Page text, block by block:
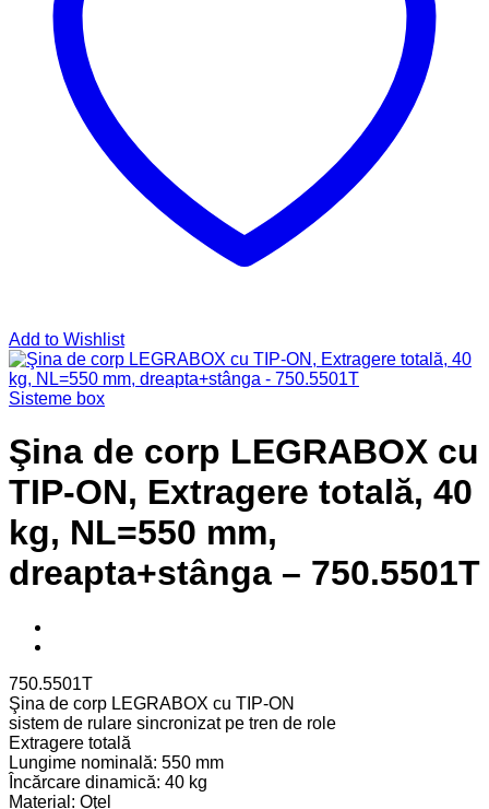
Add to Wishlist
Sisteme box
Şina de corp LEGRABOX cu
TIP-ON, Extragere totală, 40
kg, NL=550 mm,
dreapta+stânga – 750.5501T
750.5501T
Şina de corp LEGRABOX cu TIP-ON
sistem de rulare sincronizat pe tren de role
Extragere totală
Lungime nominală: 550 mm
Încărcare dinamică: 40 kg
Material: Oţel